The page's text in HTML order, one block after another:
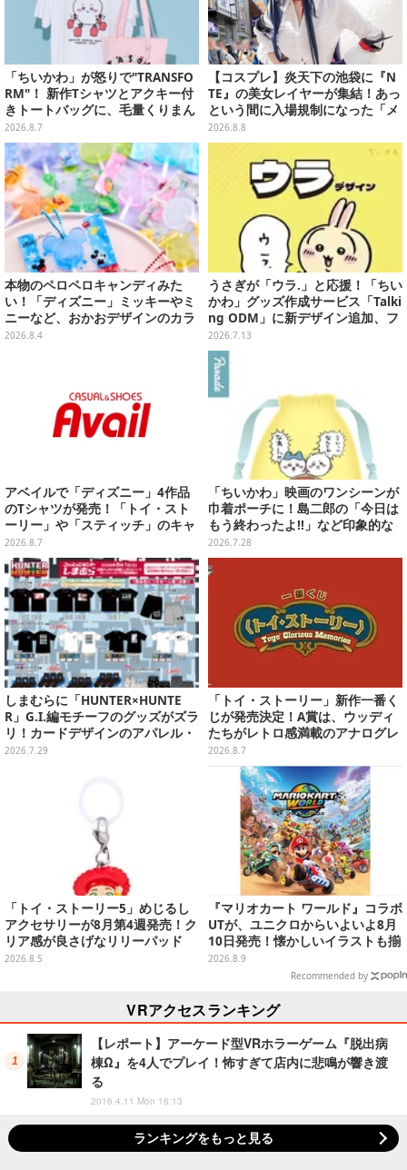
「ちいかわ」が怒りで"TRANSFO
RM"！ 新作Tシャツとアクキー付
きトートバッグに、毛量くりまん
じゅうなど全6アイテムが仲間入
り
2026.8.7
【コスプレ】炎天下の池袋に『N
TE』の美女レイヤーが集結！あっ
という間に入場規制になった「メ
ェメェ村の大冒険」をレポート
【写真28枚】
2026.8.8
本物のペロペロキャンディみた
い！「ディズニー」ミッキーやミ
ニーなど、おかおデザインのカラ
フルチャーム全10種が8月31日発
2026.8.4
うさぎが「ウラ.」と応援！「ちい
かわ」グッズ作成サービス「Talki
ng ODM」に新デザイン追加、フ
ェイスタオルやTシャツなどライ
ンナップ
2026.7.13
アベイルで「ディズニー」4作品
のTシャツが発売！「トイ・スト
ーリー」や「スティッチ」のキャ
ラを刺しゅうでデザイン
2026.8.7
「ちいかわ」映画のワンシーンが
巾着ポーチに！島二郎の「今日は
もう終わったよ!!」など印象的な
全6種がカプセルトイにて発売
2026.7.28
しまむらに「HUNTER×HUNTE
R」G.I.編モチーフのグッズがズラ
リ！カードデザインのアパレル・
雑貨、ゴレイヌの「オレが3人分
2026.7.29
「トイ・ストーリー」新作一番く
じが発売決定！A賞は、ウッディ
たちがレトロ感満載のアナログレ
コード上を走る姿で立体化
2026.8.7
「トイ・ストーリー5」めじるし
アクセサリーが8月第4週発売！ク
リア感が良さげなリリーパッド
や、ジェシーなど全5種ラインナ
2026.8.5
『マリオカート ワールド』コラボ
UTが、ユニクロからいよいよ8月
10日発売！懐かしいイラストも揃
えた全12種類
2026.8.9
Recommended by
VRアクセスランキング
【レポート】アーケード型VRホラーゲーム『脱出病
棟Ω』を4人でプレイ！怖すぎて店内に悲鳴が響き渡
る
2016.4.11 Mon 16:13
ランキングをもっと見る